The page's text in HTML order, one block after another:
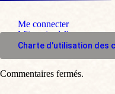
Me connecter
M'inscrire à l'espace
Charte d'utilisation des
Commentaires fermés.